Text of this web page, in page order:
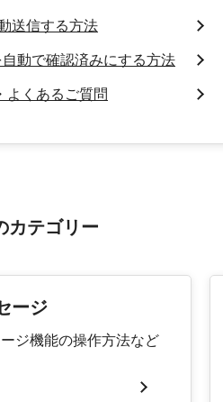
送信する方法
動で確認済みにする方法
よくあるご質問
カテゴリー
ージ
ージ機能の操作方法など